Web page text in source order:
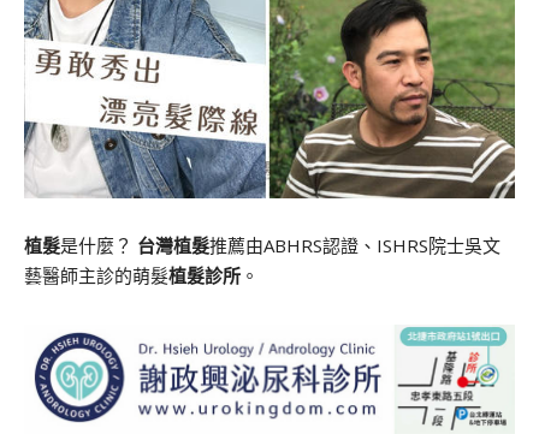
植髮是什麼？ 台灣植髮推薦由ABHRS認證、ISHRS院士吳文
藝醫師主診的萌髮植髮診所 。